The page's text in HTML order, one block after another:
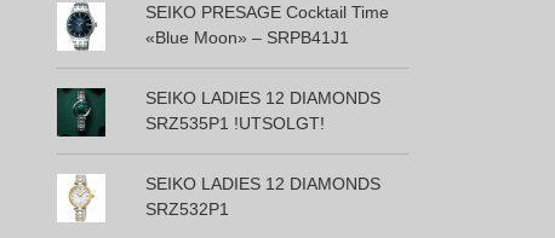
SEIKO PRESAGE Cocktail Time
«Blue Moon» – SRPB41J1
SEIKO LADIES 12 DIAMONDS
SRZ535P1 !UTSOLGT!
SEIKO LADIES 12 DIAMONDS
SRZ532P1